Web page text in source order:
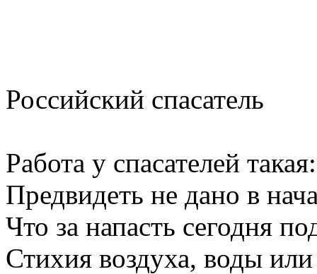
Российский спасатель
Работа у спасателей такая:
Предвидеть не дано в
Что за напасть сегодня
Стихия воздуха, воды